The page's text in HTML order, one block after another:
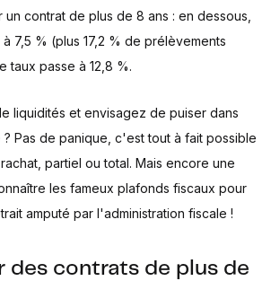
un contrat de plus de 8 ans : en dessous,
7,5 % (plus 17,2 % de prélèvements
taux passe à 12,8 %.
liquidités et envisagez de puiser dans
Pas de panique, c'est tout à fait possible
partiel ou total. Mais encore une
les fameux plafonds fiscaux pour
amputé par l'administration fiscale !
des contrats de plus de